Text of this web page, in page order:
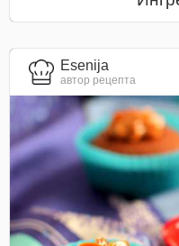
Esenija
автор рецепта